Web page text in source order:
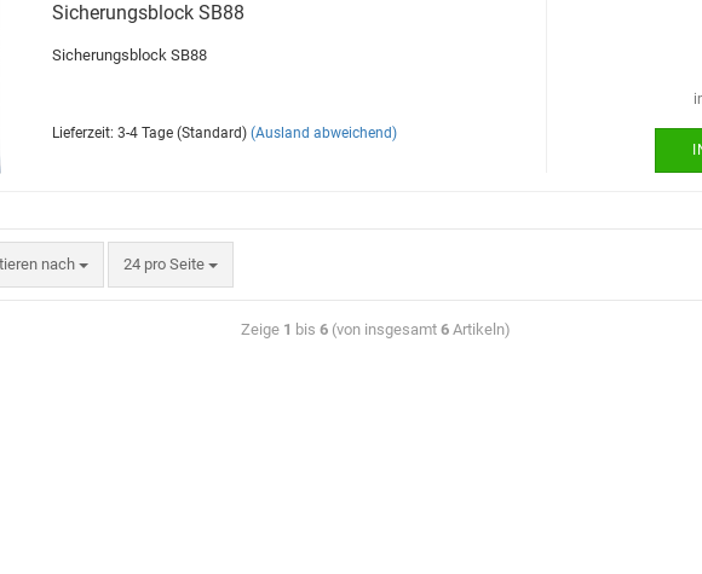
Sicherungsblock SB88
Sicherungsblock SB88
Lieferzeit: 3-4 Tage (Standard) (Ausland abweichend)
nach 24 pro Seite
Zeige 1 bis 6(von insgesamt 6Artikeln)